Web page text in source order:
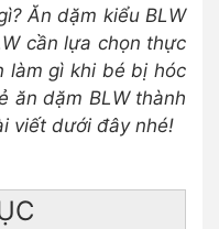
Ăn dặm kiểu BLW
cần lựa chọn thực
làm gì khi bé bị hóc
ăn dặm BLW thành
viết dưới đây nhé!